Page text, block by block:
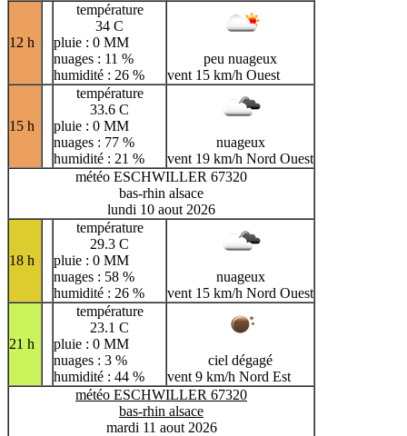
12 h
température
34 C
pluie : 0 MM
nuages : 11 %
humidité : 26 %
peu nuageux
vent 15 km/h Ouest
15 h
température
33.6 C
pluie : 0 MM
nuages : 77 %
humidité : 21 %
nuageux
vent 19 km/h Nord Ouest
météo ESCHWILLER 67320
bas-rhin alsace
lundi 10 aout 2026
18 h
température
29.3 C
pluie : 0 MM
nuages : 58 %
humidité : 26 %
nuageux
vent 15 km/h Nord Ouest
21 h
température
23.1 C
pluie : 0 MM
nuages : 3 %
humidité : 44 %
ciel dégagé
vent 9 km/h Nord Est
météo ESCHWILLER 67320
bas-rhin alsace
mardi 11 aout 2026